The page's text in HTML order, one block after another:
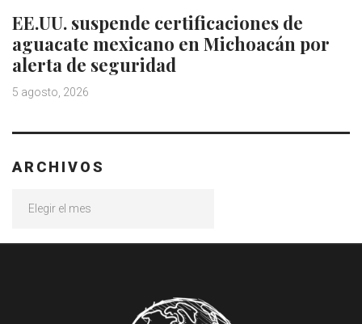
EE.UU. suspende certificaciones de
aguacate mexicano en Michoacán por
alerta de seguridad
5 agosto, 2026
ARCHIVOS